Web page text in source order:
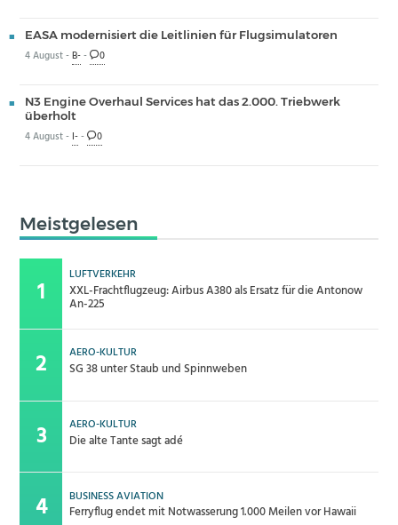
EASA modernisiert die Leitlinien für Flugsimulatoren
4 August -B-- 0
N3 Engine Overhaul Services hat das 2.000. Triebwerk
überholt
4 August - I-- 0
Meistgelesen
LUFTVERKEHR
XXL-Frachtflugzeug: Airbus A380 als Ersatz für die Antonow
An-225
AERO-KULTUR
SG 38 unter Staub und Spinnweben
AERO-KULTUR
Die alte Tante sagt adé
BUSINESS AVIATION
Ferryflug endet mit Notwasserung 1.000 Meilen vor Hawaii